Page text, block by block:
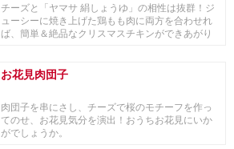
チーズと「ヤマサ 絹しょうゆ」の相性は抜群！ジ
ューシーに焼き上げた鶏もも肉に両方を合わせれ
ば、簡単＆絶品なクリスマスチキンができあがり
お花見肉団子
肉団子を串にさし、チーズで桜のモチーフを作っ
てのせ、お花見気分を演出！おうちお花見にいか
がでしょうか。